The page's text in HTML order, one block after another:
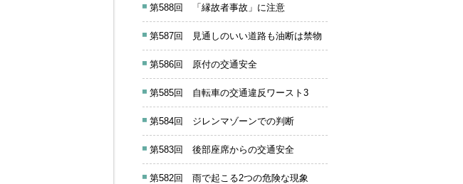
第588回 「縁故者事故」に注意
第587回 見通しのいい道路も油断は禁物
第586回 原付の交通安全
第585回 自転車の交通違反ワースト3
第584回 ジレンマゾーンでの判断
第583回 後部座席からの交通安全
第582回 雨で起こる2つの危険な現象